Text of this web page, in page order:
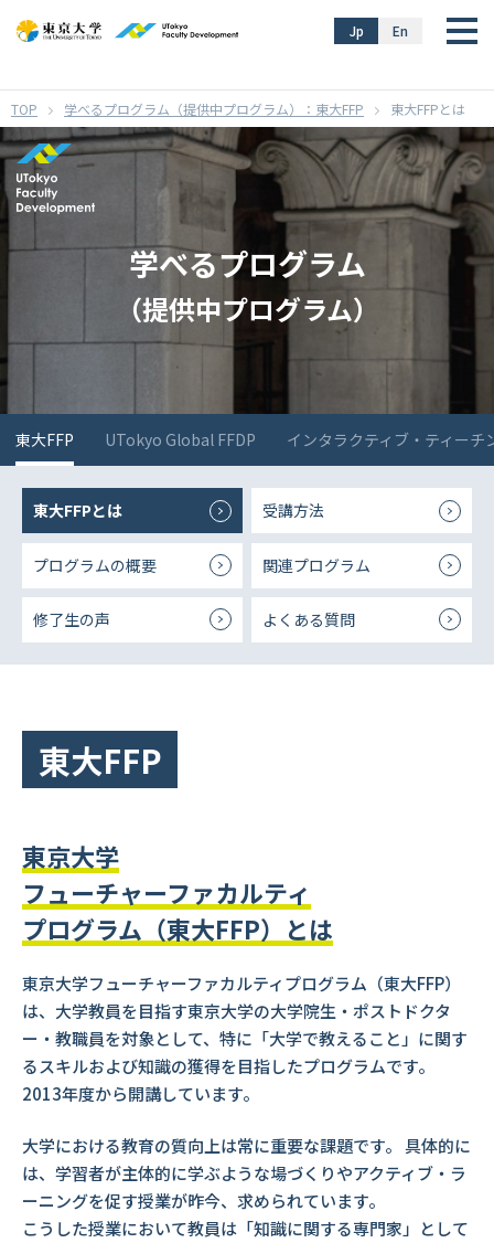
En
Jp
学べるプログラム（提供中プログラム）：東大FFP 東大FFPとは
学べるプログラム
（提供中プログラム）
東大FFP UTokyo Global FFDP インタラクティブ・ティーチ
東大FFPとは 受講方法
プログラムの概要 関連プログラム
修了生の声 よくある質問
東大FFP
東京大学
フューチャーファカルティ
プログラム（東大FFP）とは
東京大学フューチャーファカルティプログラム（東大FFP）
は、大学教員を目指す東京大学の大学院生・ポストドクタ
ー・教職員を対象として、特に「大学で教えること」に関す
るスキルおよび知識の獲得を目指したプログラムです。
2013年度から開講しています。
大学における教育の質向上は常に重要な課題です。 具体的に
は、学習者が主体的に学ぶような場づくりやアクティブ・ラ
ーニングを促す授業が昨今、求められています。
こうした授業において教員は「知識に関する専門家」として